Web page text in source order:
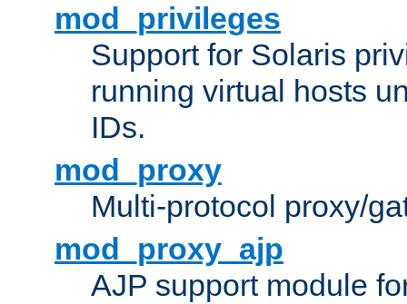
mod_privileges
Support for Solaris
running virtual hosts
IDs.
mod_proxy
Multi-protocol proxy/
mod_proxy_ajp
AJP support module